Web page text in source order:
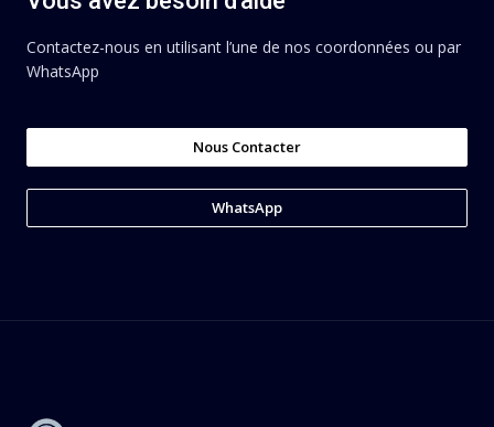
Contactez-nous en utilisant l’une de nos coordonnées ou par
WhatsApp
Nous Contacter
WhatsApp